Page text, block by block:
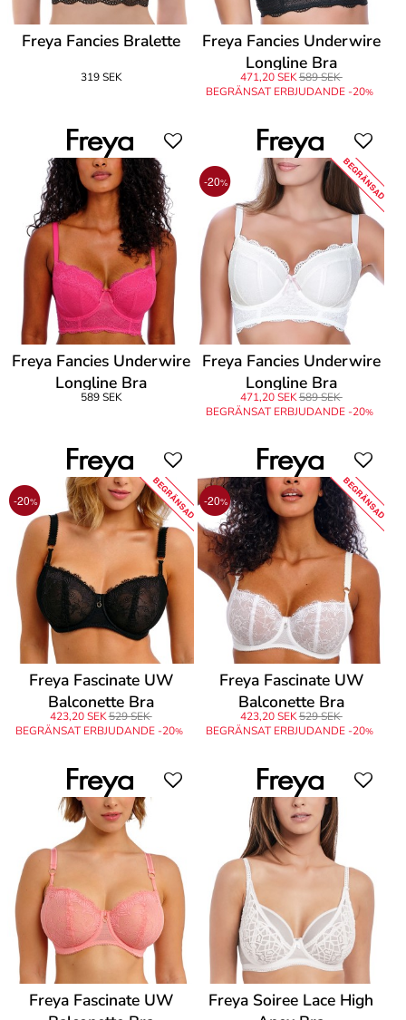
Freya Fancies Bralette
319 SEK
Freya Fancies Underwire
Longline Bra
471,20 SEK589 SEK
BEGRÄNSAT ERBJUDANDE -20%
Freya Fancies Underwire
Longline Bra
589 SEK
-20% BEGRÄNSAD
Freya Fancies Underwire
Longline Bra
471,20 SEK589 SEK
BEGRÄNSAT ERBJUDANDE -20%
-20% BEGRÄNSAD
Freya Fascinate UW
Balconette Bra
423,20 SEK529 SEK
BEGRÄNSAT ERBJUDANDE -20%
-20% BEGRÄNSAD
Freya Fascinate UW
Balconette Bra
423,20 SEK529 SEK
BEGRÄNSAT ERBJUDANDE -20%
Freya Fascinate UW
Freya Soiree Lace High